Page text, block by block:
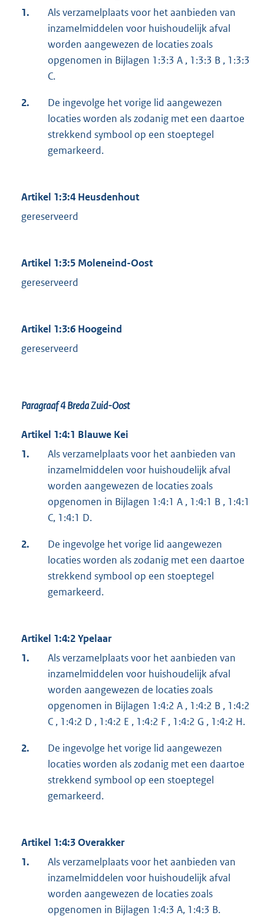
1.
Als verzamelplaats voor het aanbieden van
inzamelmiddelen voor huishoudelijk afval
worden aangewezen de locaties zoals
opgenomen in Bijlagen 1:3:3 A , 1:3:3 B , 1:3:3
C.
2.
De ingevolge het vorige lid aangewezen
locaties worden als zodanig met een daartoe
strekkend symbool op een stoeptegel
gemarkeerd.
Artikel 1:3:4 Heusdenhout
gereserveerd
Artikel 1:3:5 Moleneind-Oost
gereserveerd
Artikel 1:3:6 Hoogeind
gereserveerd
Paragraaf 4Breda Zuid-Oost
Artikel 1:4:1 Blauwe Kei
1.
Als verzamelplaats voor het aanbieden van
inzamelmiddelen voor huishoudelijk afval
worden aangewezen de locaties zoals
opgenomen in Bijlagen 1:4:1 A , 1:4:1 B , 1:4:1
C, 1:4:1 D.
2.
De ingevolge het vorige lid aangewezen
locaties worden als zodanig met een daartoe
strekkend symbool op een stoeptegel
gemarkeerd.
Artikel 1:4:2 Ypelaar
1.
Als verzamelplaats voor het aanbieden van
inzamelmiddelen voor huishoudelijk afval
worden aangewezen de locaties zoals
opgenomen in Bijlagen 1:4:2 A , 1:4:2 B , 1:4:2
C , 1:4:2 D , 1:4:2 E , 1:4:2 F , 1:4:2 G , 1:4:2 H.
2.
De ingevolge het vorige lid aangewezen
locaties worden als zodanig met een daartoe
strekkend symbool op een stoeptegel
gemarkeerd.
Artikel 1:4:3 Overakker
1.
Als verzamelplaats voor het aanbieden van
inzamelmiddelen voor huishoudelijk afval
worden aangewezen de locaties zoals
opgenomen in Bijlagen 1:4:3 A, 1:4:3 B.